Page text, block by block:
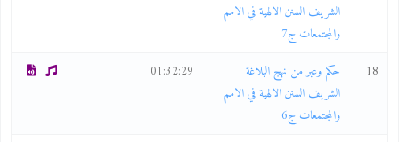
الشريف السنن الالهية في الامم
والمجتمعات ج7
18
حكم وعبر من نهج البلاغة
الشريف السنن الالهية في الامم
والمجتمعات ج6
01:32:29